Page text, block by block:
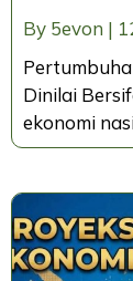
By 5evon |
Dinilai
ekonomi